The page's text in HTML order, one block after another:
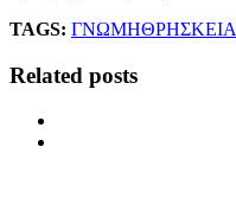
TAGS: ΓΝΩΜΗΘΡΗΣΚΕΙΑ
Related posts